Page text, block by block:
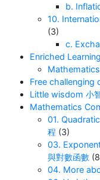
b.
10.
(3)
c.
Enriched
Mathematics
Free challenging
Little wisdom 小
Mathematics
01.
程 (3)
03.
與對數函數
04. More